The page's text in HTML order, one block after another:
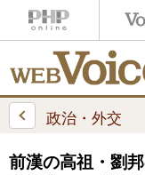
政治・外交
前漢の高祖・劉